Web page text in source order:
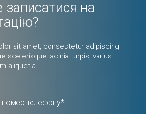
на
sit amet, consectetur adipiscing
scelerisque lacinia turpis, varius
aliquet a.
номер телефону*